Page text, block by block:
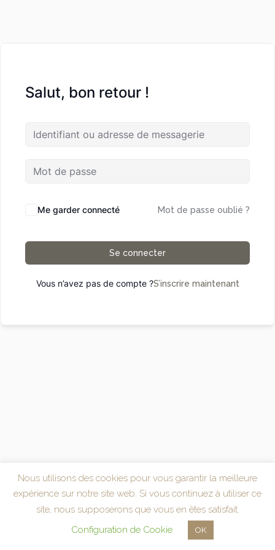
Salut, bon retour !
Me garder connecté Mot de passe oublié ?
Se connecter
Vous n’avez pas de compte ?S’inscrire maintenant
Nous utilisons des cookies pour vous garantir la meilleure
expérience sur notre site web. Si vous continuez à utiliser ce
site, nous supposerons que vous en êtes satisfait.
Configuration de Cookie
OK